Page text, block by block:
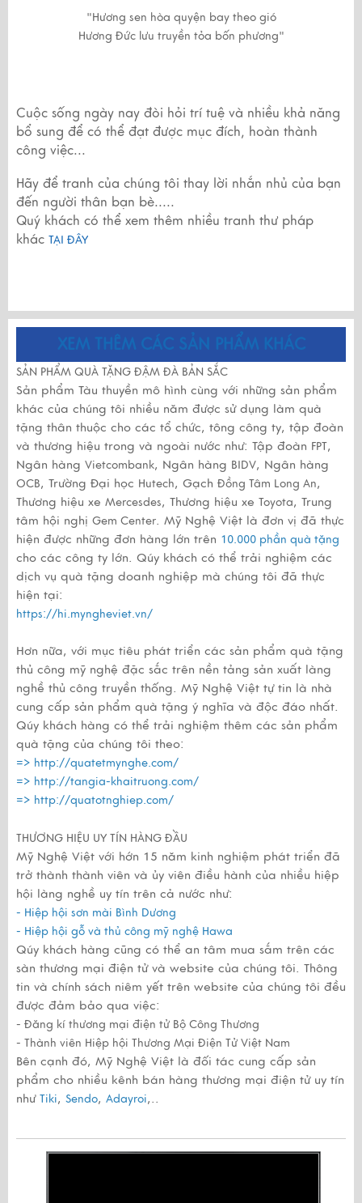
"Hương sen hòa quyện bay theo gió
Hương Đức lưu truyền tỏa bốn phương"
Cuộc sống ngày nay đòi hỏi trí tuệ và nhiều khả năng
bổ sung để có thể đạt được mục đích, hoàn thành
công việc...
Hãy để tranh của chúng tôi thay lời nhắn nhủ của bạn
đến người thân bạn bè.....
Quý khách có thể xem thêm nhiều tranh thư pháp
khác TẠI ĐÂY
XEM THÊM CÁC SẢN PHẨM KHÁC
SẢN PHẨM QUÀ TẶNG ĐẬM ĐÀ BẢN SẮC
Sản phẩm Tàu thuyền mô hình cùng với những sản phẩm
khác của chúng tôi nhiều năm được sử dụng làm quà
tặng thân thuộc cho các tổ chức, tông công ty, tập đoàn
và thương hiệu trong và ngoài nước như: Tập đoàn FPT,
Ngân hàng Vietcombank, Ngân hàng BIDV, Ngân hàng
OCB, Trường Đại học Hutech, Gạch Đồng Tâm Long An,
Thương hiệu xe Mercesdes, Thương hiệu xe Toyota, Trung
tâm hội nghị Gem Center . Mỹ Nghệ Việt là đơn vị đã thực
hiện được những đơn hàng lớn trên 10.000 phần quà tặng
cho các công ty lớn. Qúy khách có thể trải nghiệm các
dịch vụ quà tặng doanh nghiệp mà chúng tôi đã thực
hiện tại:
https://hi.myngheviet.vn/
Hơn nữa, với mục tiêu phát triển các sản phẩm quà tặng
thủ công mỹ nghệ đặc sắc trên nền tảng sản xuất làng
nghề thủ công truyền thống. Mỹ Nghệ Việt tự tin là nhà
cung cấp sản phẩm quà tặng ý nghĩa và độc đáo nhất.
Qúy khách hàng có thể trải nghiệm thêm các sản phẩm
quà tặng của chúng tôi theo:
=> http://quatetmynghe.com/
=> http://tangia-khaitruong.com/
=> http://quatotnghiep.com/
THƯƠNG HIỆU UY TÍN HÀNG ĐẦU
Mỹ Nghệ Việt với hớn 15 năm kinh nghiệm phát triển đã
trở thành thành viên và ủy viên điều hành của nhiều hiệp
hội làng nghề uy tín trên cả nước như:
- Hiệp hội sơn mài Bình Dương
- Hiệp hội gỗ và thủ công mỹ nghệ Hawa
Qúy khách hàng cũng có thể an tâm mua sắm trên các
sàn thương mại điện tử và website của chúng tôi. Thông
tin và chính sách niêm yết trên website của chúng tôi đều
được đảm bảo qua việc:
- Đăng kí thương mại điện tử Bộ Công Thương
- Thành viên Hiệp hội Thương Mại Điện Tử Việt Nam
Bên cạnh đó, Mỹ Nghệ Việt là đối tác cung cấp sản
phẩm cho nhiều kênh bán hàng thương mại điện tử uy tín
như Tiki, Sendo, Adayroi,..